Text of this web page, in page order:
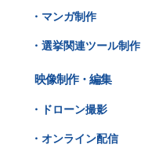
・マンガ制作
・選挙関連ツール制作
映像制作・編集
・ドローン撮影
・オンライン配信